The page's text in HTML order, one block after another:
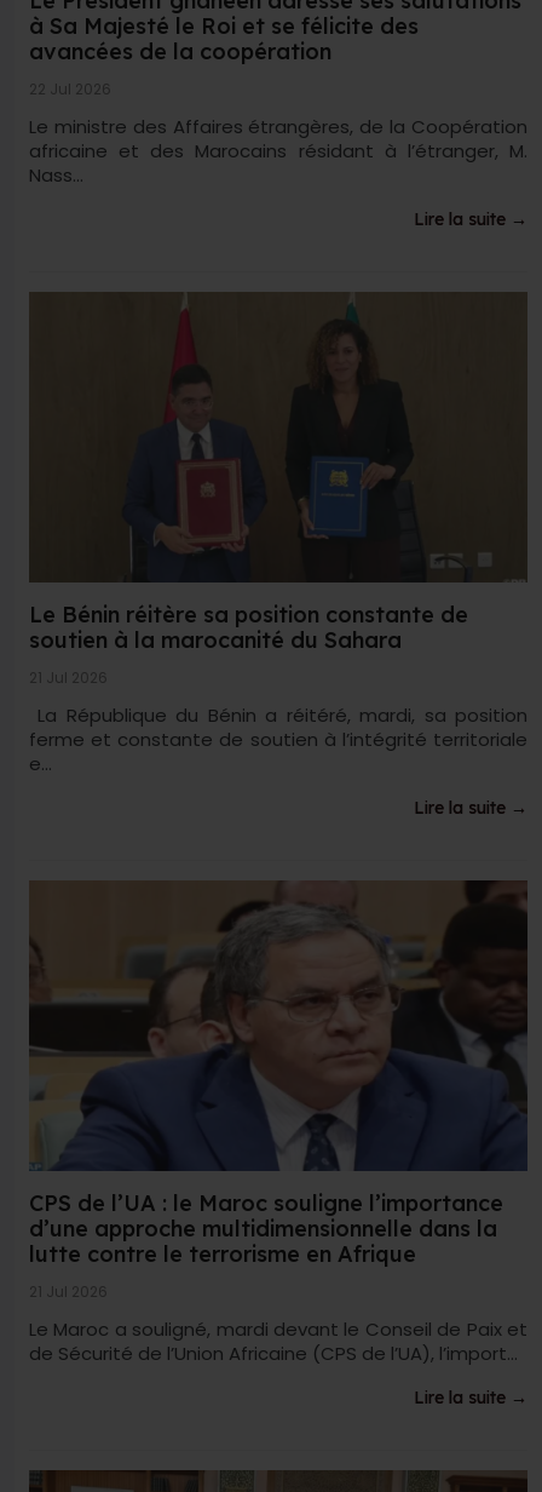
à Sa Majesté le Roi et se félicite des
avancées de la coopération
22 Jul 2026
Le ministre des Affaires étrangères, de la Coopération
africaine et des Marocains résidant à l’étranger, M.
Nass...
Lire la suite →
Le Bénin réitère sa position constante de
soutien à la marocanité du Sahara
21 Jul 2026
La République du Bénin a réitéré, mardi, sa position
ferme et constante de soutien à l’intégrité territoriale
e...
Lire la suite →
CPS de l’UA : le Maroc souligne l’importance
d’une approche multidimensionnelle dans la
lutte contre le terrorisme en Afrique
21 Jul 2026
Le Maroc a souligné, mardi devant le Conseil de Paix et
de Sécurité de l’Union Africaine (CPS de l’UA), l’import...
Lire la suite →